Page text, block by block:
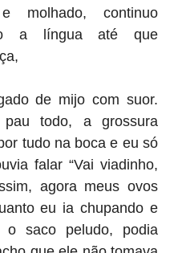
molhado, continuo
a língua até que
de mijo com suor.
pau todo, a grossura
tudo na boca e eu só
falar “Vai viadinho,
agora meus ovos
eu ia chupando e
o saco peludo, podia